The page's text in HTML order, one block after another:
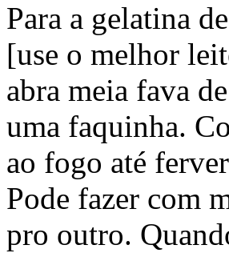
Para a gelatina
[use o melhor
abra meia fava
uma faquinha.
ao fogo até
Pode fazer com
pro outro.